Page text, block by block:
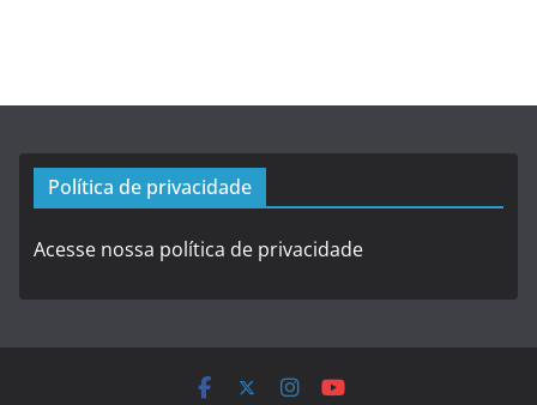
Política de privacidade
Acesse nossa política de privacidade